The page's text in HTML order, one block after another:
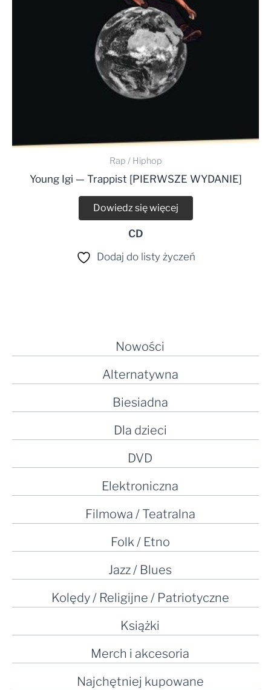
Nowości
Alternatywna
Biesiadna
Dla dzieci
DVD
Elektroniczna
Filmowa / Teatralna
Folk / Etno
Jazz / Blues
Kolędy / Religijne / Patriotyczne
Książki
Merch i akcesoria
Najchętniej kupowane
Rap / Hiphop
Young Igi — Trappist [PIERWSZE WYDANIE]
Dowiedz się więcej
CD
Dodaj do listy życzeń